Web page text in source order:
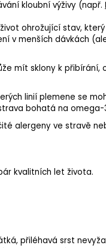
kloubní výživy (např.
ohrožující stav,
v menších dávkách
mít sklony k přibírání,
linií plemene se
bohatá na omega-
alergeny ve stravě
kvalitních let života.
přiléhavá srst